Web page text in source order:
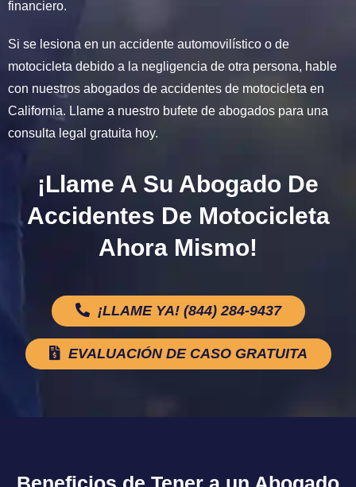
financiero.
Si se lesiona en un accidente automovilístico o de
motocicleta debido a la negligencia de otra persona, hable
con nuestros abogados de accidentes de motocicleta en
California. Llame a nuestro bufete de abogados para una
consulta legal gratuita hoy.
¡Llame A Su Abogado De
Accidentes De Motocicleta
Ahora Mismo!
¡LLAME YA! (844) 284-9437
EVALUACIÓN DE CASO GRATUITA